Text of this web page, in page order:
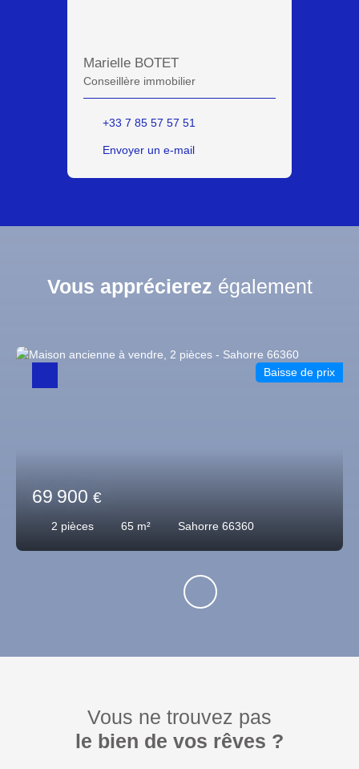
Marielle BOTET
Conseillère immobilier
+33 7 85 57 57 51
Envoyer un e-mail
Vous apprécierez également
69 900 €
2 pièces 65 m² Sahorre 66360
Baisse de prix
Vous ne trouvez pas
le bien de vos rêves ?